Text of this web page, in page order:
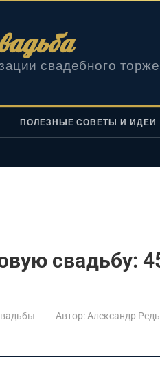
свадебного
ПОЛЕЗНЫЕ СОВЕТЫ И ИДЕИ
свадьбу:
Автор: Александр